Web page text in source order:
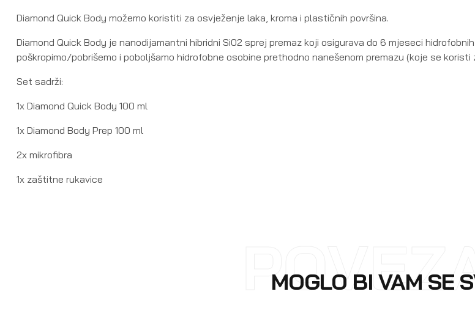
Diamond Quick Body možemo koristiti za osvježenje laka, kroma i plastičnih površina.
Diamond Quick Body je nanodijamantni hibridni Si02 sprej premaz koji osigurava do 6 mjeseci
poškropimo/pobrišemo i poboljšamo hidrofobne osobine prethodno nanešenom premazu (koje se
Set sadrži:
1x Diamond Quick Body 100 ml
1x Diamond Body Prep 100 ml
2x mikrofibra
1x zaštitne rukavice
MOGLO BI VAM SE